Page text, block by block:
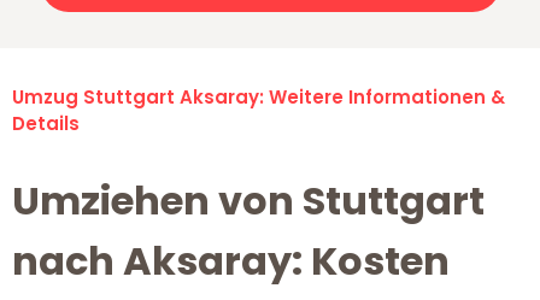
Umzug Stuttgart Aksaray: Weitere Informationen &
Details
Umziehen von Stuttgart
nach Aksaray: Kosten